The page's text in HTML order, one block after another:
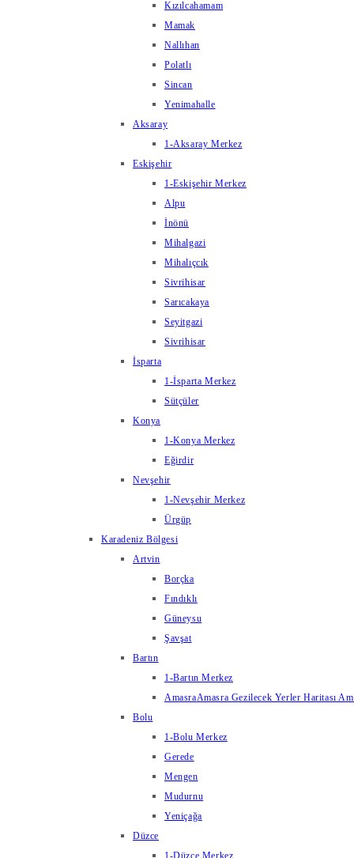
Kızılcahamam
Mamak
Nallıhan
Polatlı
Sincan
Yenimahalle
Aksaray
1-Aksaray Merkez
Eskişehir
1-Eskişehir Merkez
Alpu
İnönü
Mihalgazi
Mihalıçcık
Sivrihisar
Sarıcakaya
Seyitgazi
Sivrihisar
İsparta
1-İsparta Merkez
Sütçüler
Konya
1-Konya Merkez
Eğirdir
Nevşehir
1-Nevşehir Merkez
Ürgüp
Karadeniz Bölgesi
Artvin
Borçka
Fındıklı
Güneysu
Şavşat
Bartın
1-Bartın Merkez
AmasraAmasra Gezilecek Yerler Haritası
Bolu
1-Bolu Merkez
Gerede
Mengen
Mudurnu
Yeniçağa
Düzce
1-Düzce Merkez